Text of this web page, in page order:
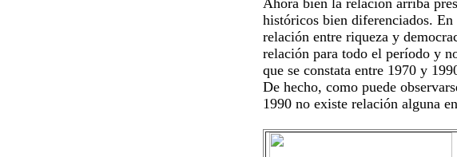
Ahora bien la relación arriba
históricos bien diferenciados.
relación entre riqueza y
relación para todo el período y
que se constata entre 1970 y
De hecho, como puede
1990 no existe relación alguna